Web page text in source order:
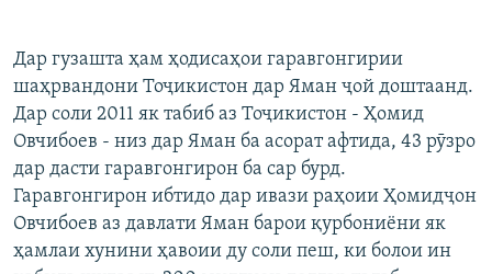
Дар гузашта ҳам ҳодисаҳои гаравгонгирии
шаҳрвандони Тоҷикистон дар Яман ҷой доштаанд.
Дар соли 2011 як табиб аз Тоҷикистон - Ҳомид
Овчибоев - низ дар Яман ба асорат афтида, 43 рӯзро
дар дасти гаравгонгирон ба сар бурд.
Гаравгонгирон ибтидо дар ивази раҳоии Ҳомидҷон
Овчибоев аз давлати Яман барои қурбониёни як
ҳамлаи хунини ҳавоии ду соли пеш, ки болои ин